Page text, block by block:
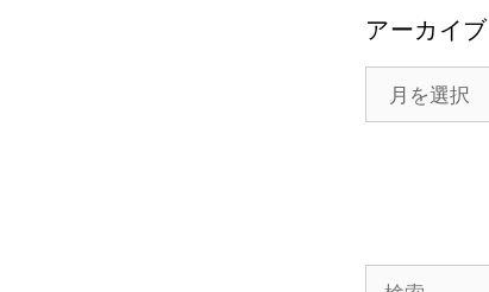
アーカイブ